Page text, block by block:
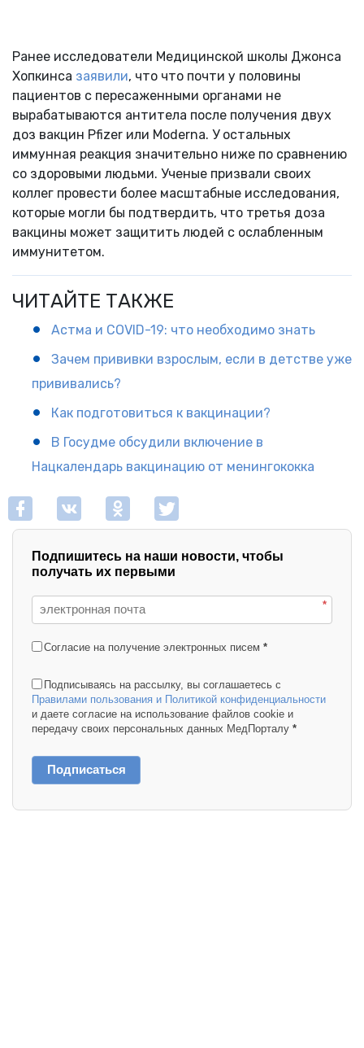
Ранее исследователи Медицинской школы Джонса
Хопкинса заявили, что что почти у половины
пациентов с пересаженными органами не
вырабатываются антитела после получения двух
доз вакцин Pfizer или Moderna. У остальных
иммунная реакция значительно ниже по сравнению
со здоровыми людьми. Ученые призвали своих
коллег провести более масштабные исследования,
которые могли бы подтвердить, что третья доза
вакцины может защитить людей с ослабленным
иммунитетом.
ЧИТАЙТЕ ТАКЖЕ
Астма и COVID-19: что необходимо знать
Зачем прививки взрослым, если в детстве уже
прививались?
Как подготовиться к вакцинации?
В Госудме обсудили включение в
Нацкалендарь вакцинацию от менингококка
Подпишитесь на наши новости, чтобы
получать их первыми
*
Согласие на получение электронных писем *
Подписываясь на рассылку, вы соглашаетесь с
Правилами пользования и Политикой конфиденциальности
и даете согласие на использование файлов cookie и
передачу своих персональных данных МедПорталу *
Подписаться